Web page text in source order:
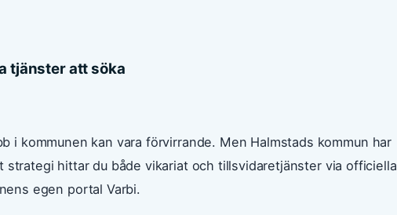
tjänster att söka
i kommunen kan vara förvirrande. Men Halmstads kommun har
hittar du både vikariat och tillsvidaretjänster via officiella
egen portal Varbi.